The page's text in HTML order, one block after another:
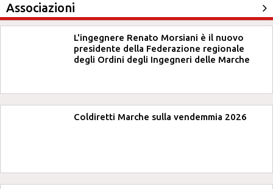
Associazioni
L'ingegnere Renato Morsiani è il nuovo
presidente della Federazione regionale
degli Ordini degli Ingegneri delle Marche
Coldiretti Marche sulla vendemmia 2026